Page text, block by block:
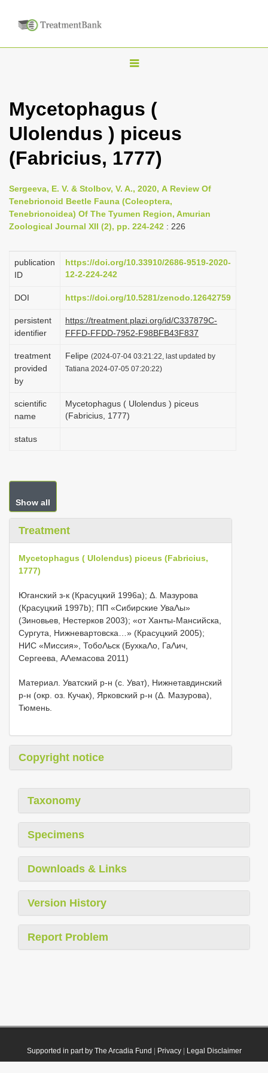
T
g
l
n
v
i
g
t
o
Mycetophagus (
Ulolendus ) piceus
(Fabricius, 1777)
Sergeeva, E. V. & Stolbov, V. A., 2020, А Review Of
Tenebrionoid Beetle Fauna (Coleoptera,
Tenebrionoidea) Of The Tyumen Region, Amurian
Zoological Journal XII (2), pp. 224-242 : 226
publication
ID
https://doi.org/10.33910/2686-9519-2020-
12-2-224-242
DOI https://doi.org/10.5281/zenodo.12642759
persistent
identifier
https://treatment.plazi.org/id/C337879C-
FFFD-FFDD-7952-F98BFB43F837
treatment
provided
by
Felipe (2024-07-04 03:21:22, last updated by
Tatiana 2024-07-05 07:20:22)
scientific
name
Mycetophagus ( Ulolendus ) piceus
(Fabricius, 1777)
status
Show all
Treatment
Mycetophagus ( Ulolendus) piceus (Fabricius,
1777)
Юганский з-к (Красуцкий 1996а); Δ. Мазурова
(Красуцкий 1997b); ПП «Сибирские УваΛы»
(Зиновьев, Нестерков 2003); «от Ханты-Мансийска,
Сургута, Нижневартовска…» (Красуцкий 2005);
НИС «Миссия», ТобоΛьск (БухкаΛо, ГаΛич,
Сергеева, АΛемасова 2011)
Материал. Уватский р-н (с. Уват), Нижнетавдинский
р-н (окр. оз. Кучак), Ярковский р-н (Δ. Мазурова),
Тюмень.
Copyright notice
Taxonomy
Specimens
Downloads & Links
Version History
Report Problem
Supported in part by The Arcadia Fund Privacy| Legal Disclaimer